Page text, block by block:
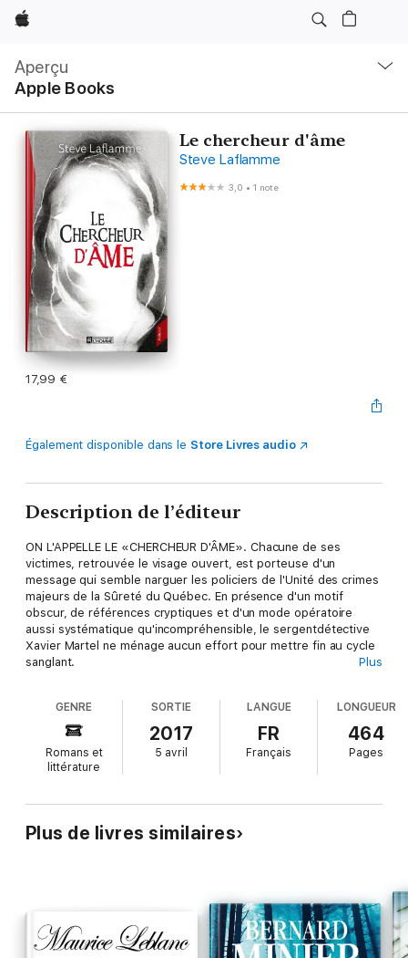
Apple
Aperçu
Apple Books
locale
Ouvrir
menu
Le chercheur d'âme
Steve Laflamme
3,0 •1 note
17,99 €
Également disponible dans leStore Livres audio
Description de l’éditeur
ON L'APPELLE LE «CHERCHEUR D'ÂME». Chacune de ses
victimes, retrouvée le visage ouvert, est porteuse d'un
message qui semble narguer les policiers de l'Unité des crimes
majeurs de la Sûreté du Québec. En présence d'un motif
obscur, de références cryptiques et d'un mode opératoire
aussi systématique qu'incompréhensible, le sergentdétective
Xavier Martel ne ménage aucun effort pour mettre fin au cycle
sanglant.
crue fait de cette enquête une affaire personnelle. La seule
chose qu'il ne peut se permettre de perdre, c'est du temps.
C'était sans prévoir que la folie du tueur et le goût âpre d'une
possible défaite le précipiteraient, lui aussi, dans ses derniers
Plus
GENRE
Romans et
littérature
SORTIE
2017
5 avril
LANGUE
FR
Français
LONGUEUR
464
Pages
Plus de livres similaires